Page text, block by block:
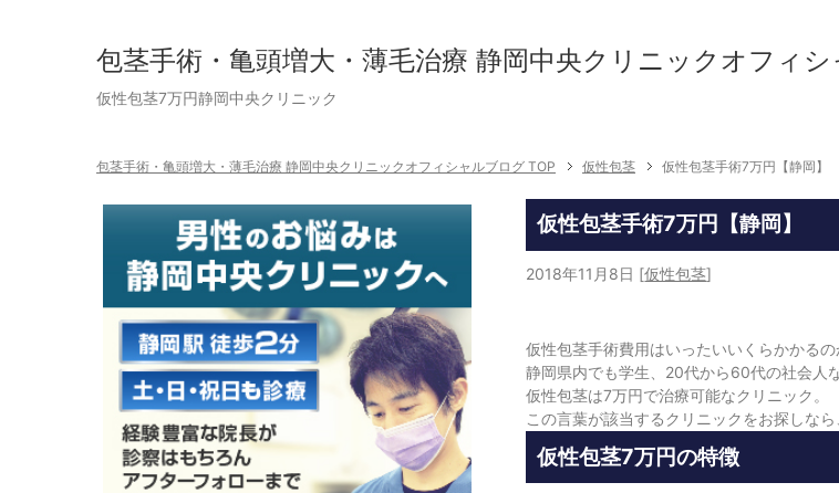
包茎手術・亀頭増大・薄毛治療 静岡中央クリニックオフィ
仮性包茎7万円静岡中央クリニック
包茎手術・亀頭増大・薄毛治療 静岡中央クリニックオフィシャルブログ TOP 仮性包茎 仮性包茎手術7万円【静岡】
仮性包茎手術7万円【静岡】
2018年11月8日 [仮性包茎]
仮性包茎手術費用はいったいいくらかかるの
静岡県内でも学生、20代から60代の社会人
仮性包茎は7万円で治療可能なクリニック。
この言葉が該当するクリニックをお探しな
仮性包茎7万円の特徴